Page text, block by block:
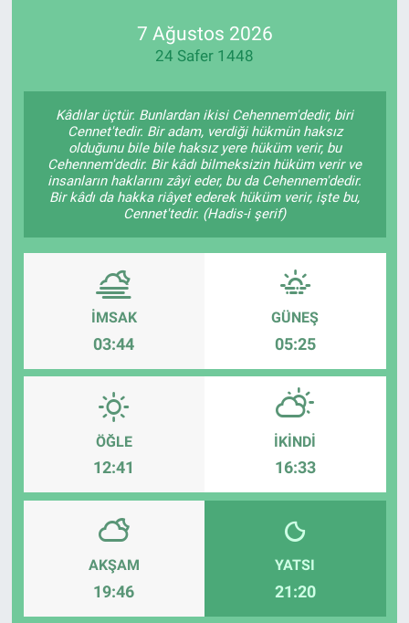
7 Ağustos 2026
24 Safer 1448
Kâdılar üçtür. Bunlardan ikisi Cehennem'dedir, biri
Cennet'tedir. Bir adam, verdiği hükmün haksız
olduğunu bile bile haksız yere hüküm verir, bu
Cehennem'dedir. Bir kâdı bilmeksizin hüküm verir ve
insanların haklarını zâyi eder, bu da Cehennem'dedir.
Bir kâdı da hakka riâyet ederek hüküm verir, işte bu,
Cennet'tedir. (Hadis-i şerif)
İMSAK
03:44
GÜNEŞ
05:25
ÖĞLE
12:41
İKINDI
16:33
AKŞAM
19:46
YATSI
21:20
Son Dakika Haberleri